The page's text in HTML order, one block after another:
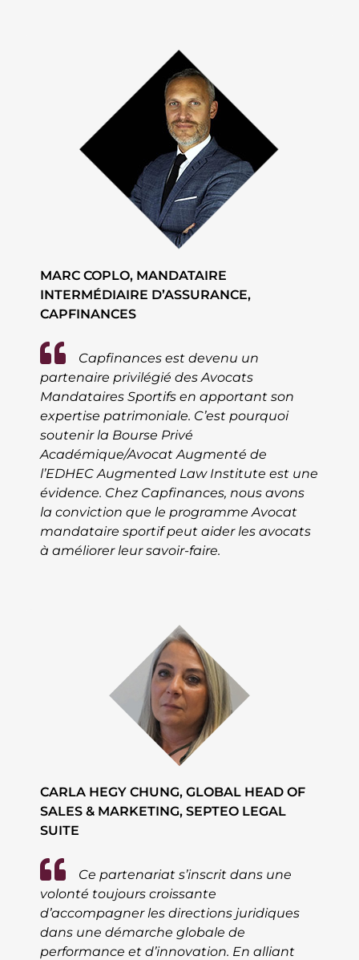
MARC COPLO, MANDATAIRE
INTERMÉDIAIRE D’ASSURANCE,
CAPFINANCES
Capfinances est devenu un
partenaire privilégié des Avocats
Mandataires Sportifs en apportant son
expertise patrimoniale. C’est pourquoi
soutenir la Bourse Privé
Académique/Avocat Augmenté de
l’EDHEC Augmented Law Institute est une
évidence. Chez Capfinances, nous avons
la conviction que le programme Avocat
mandataire sportif peut aider les avocats
à améliorer leur savoir-faire.
CARLA HEGY CHUNG, GLOBAL HEAD OF
SALES & MARKETING, SEPTEO LEGAL
SUITE
Ce partenariat s’inscrit dans une
volonté toujours croissante
d’accompagner les directions juridiques
dans une démarche globale de
performance et d’innovation. En alliant